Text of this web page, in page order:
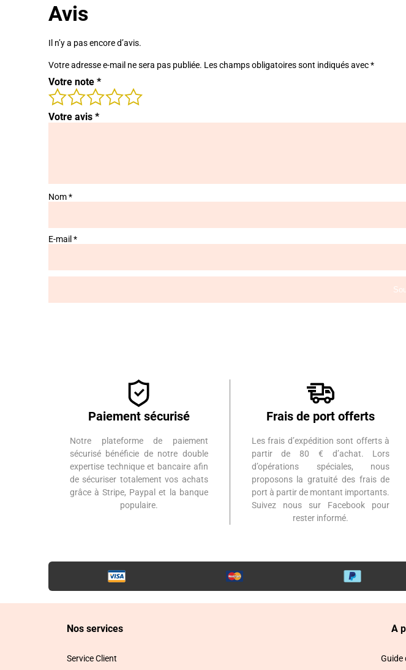
Avis
Il n’y a pas encore d’avis.
Votre adresse e-mail ne sera pas publiée. Les champs obligatoires sont indiqués avec*
Votre note *
Votre avis *
Nom*
E-mail *
Paiement sécurisé
Notre plateforme de paiement
sécurisé bénéficie de notre double
expertise technique et bancaire afin
de sécuriser totalement vos achats
grâce à Stripe, Paypal et la banque
populaire.
Frais de port offerts
Les frais d’expédition sont offerts à
partir de 80 € d’achat. Lors
d’opérations spéciales, nous
proposons la gratuité des frais de
port à partir de montant importants.
Suivez nous sur Facebook pour
rester informé.
Nos services
Service Client
A
Guide